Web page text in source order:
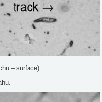
– surface)